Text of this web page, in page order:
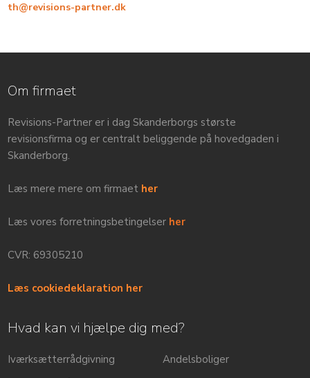
th@revisions-partner.dk
Om firmaet
Revisions-Partner er i dag Skanderborgs største
revisionsfirma og er centralt beliggende på hovedgaden i
Skanderborg.
Læs mere mere om firmaet her
Læs vores forretningsbetingelser her
CVR: 69305210
Læs cookiedeklaration her
Hvad kan vi hjælpe dig med?
Iværksætterrådgivning
​Andelsboliger